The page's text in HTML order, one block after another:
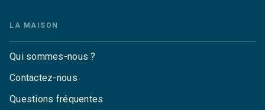
LA MAISON
Qui sommes-nous ?
Contactez-nous
Questions fréquentes